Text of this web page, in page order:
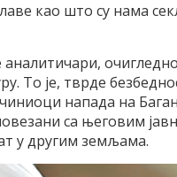
као што су нама
То је, тврде
напада на
са његовим
у другим земљама.